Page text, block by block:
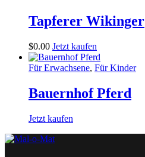
Tapferer Wikinger
$0.00 Jetzt kaufen
Für Erwachsene, Für Kinder
Bauernhof Pferd
Jetzt kaufen